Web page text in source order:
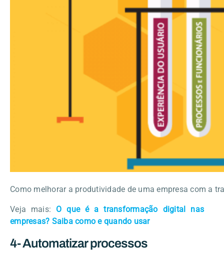
Como melhorar a produtividade de uma empresa com a
Veja mais: O que é a transformação digital nas
empresas? Saiba como e quando usar
4- Automatizar processos